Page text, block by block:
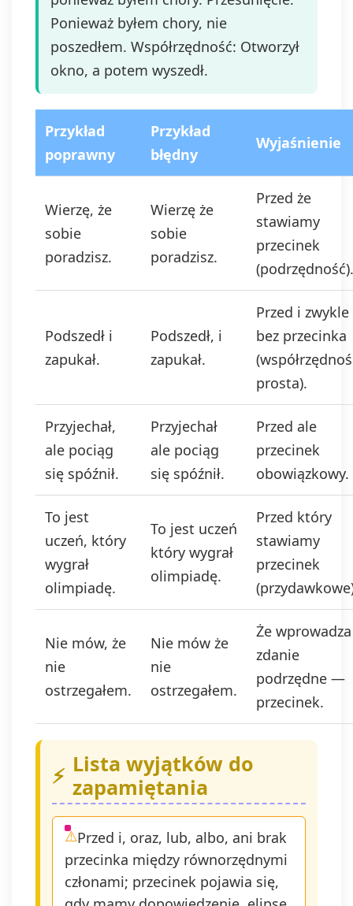
Ponieważ byłem chory, nie
poszedłem. Współrzędność: Otworzył
okno, a potem wyszedł.
Przykład
poprawny
Przykład
błędny
Wyjaśnienie
Wierzę, że
sobie
poradzisz.
Wierzę że
sobie
poradzisz.
Przed że
stawiamy
przecinek
(podrzędność).
Podszedł i
zapukał.
Podszedł, i
zapukał.
Przed i zwykle
bez przecinka
prosta).
Przyjechał,
ale pociąg
się spóźnił.
Przyjechał
ale pociąg
się spóźnił.
Przed ale
przecinek
obowiązkowy.
To jest
uczeń, który
wygrał
olimpiadę.
To jest uczeń
który wygrał
olimpiadę.
Przed który
stawiamy
przecinek
Nie mów, że
nie
ostrzegałem.
Nie mów że
nie
ostrzegałem.
Że wprowadza
zdanie
podrzędne —
przecinek.
Lista wyjątków do
zapamiętania
Przed i, oraz, lub, albo, ani brak
przecinka między równorzędnymi
członami; przecinek pojawia się,